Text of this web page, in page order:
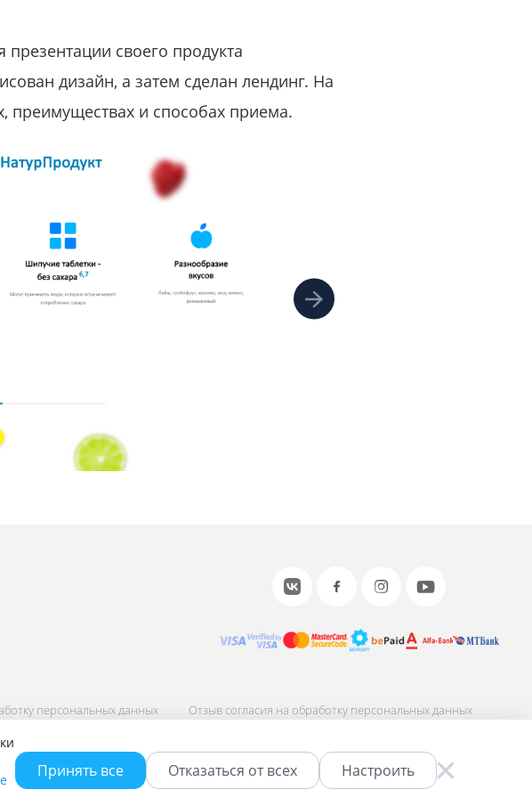
Принять все Отказаться от всех Настроить
своего продукта
дизайн, а затем сделан лендинг. На
преимуществах и способах приема.
персональных данных
Отзыв согласия на обработку персональных данных